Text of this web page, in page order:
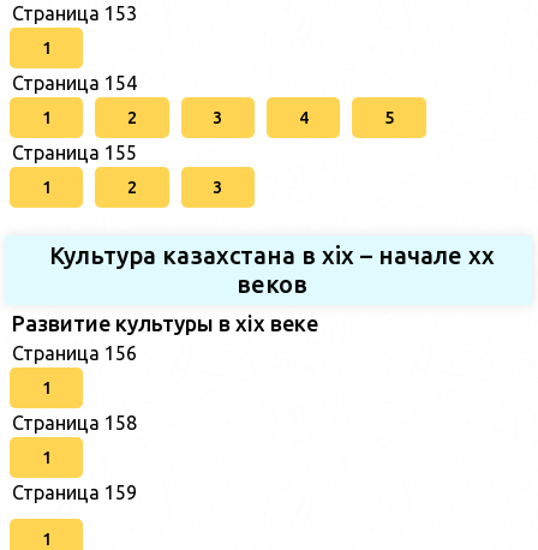
Страница 153
1
Страница 154
1 2 3 4 5
Страница 155
1 2 3
Культура казахстана в xix – начале хх
веков
Развитие культуры в xix веке
Страница 156
1
Страница 158
1
Страница 159
1